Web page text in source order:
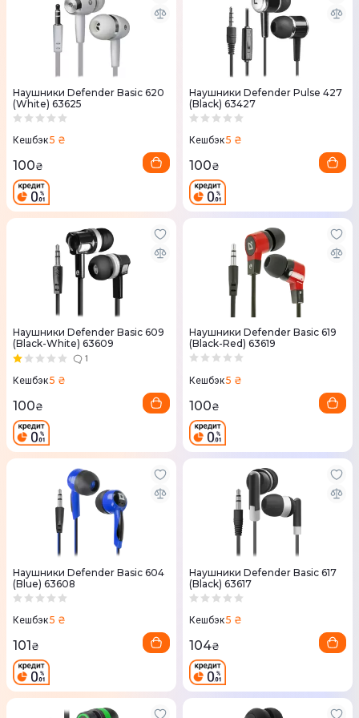
Наушники Defender Basic 620
(White) 63625
Кешбэк5 ₴
100₴
Наушники Defender Pulse 427
(Black) 63427
Кешбэк5 ₴
100₴
Наушники Defender Basic 609
(Black-White) 63609
1
Кешбэк5 ₴
100₴
Наушники Defender Basic 619
(Black-Red) 63619
Кешбэк5 ₴
100₴
Наушники Defender Basic 604
(Blue) 63608
Кешбэк5 ₴
101 ₴
Наушники Defender Basic 617
(Black) 63617
Кешбэк5 ₴
104₴